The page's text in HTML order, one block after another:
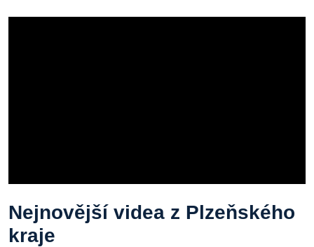
Nejnovější videa z Plzeňského
kraje